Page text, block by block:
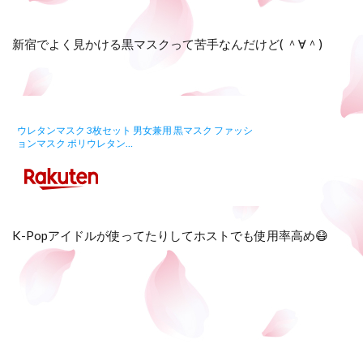
新宿でよく見かける黒マスクって苦手なんだけど( ＾∀＾)
ウレタンマスク 3枚セット 男女兼用 黒マスク ファッシ
ョンマスク ポリウレタン…
K-Popアイドルが使ってたりしてホストでも使用率高め😷